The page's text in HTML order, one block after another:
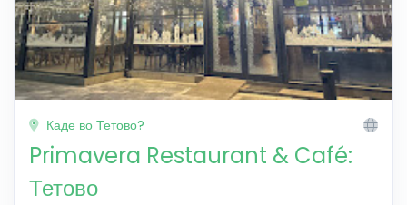
Каде во Тетово?
Primavera Restaurant & Café:
Тетово